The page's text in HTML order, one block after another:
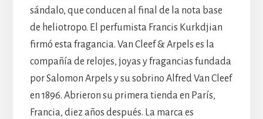
sándalo, que conducen al final de la nota base
de heliotropo. El perfumista Francis Kurkdjian
firmó esta fragancia. Van Cleef & Arpels es la
compañía de relojes, joyas y fragancias fundada
por Salomon Arpels y su sobrino Alfred Van Cleef
en 1896. Abrieron su primera tienda en París,
Francia, diez años después. La marca es